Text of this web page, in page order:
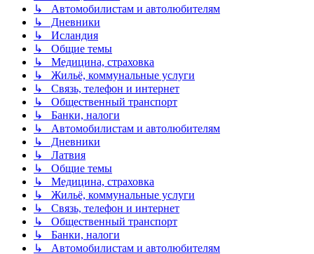
↳ Автомобилистам и автолюбителям
↳ Дневники
↳ Исландия
↳ Общие темы
↳ Медицина, страховка
↳ Жильё, коммунальные услуги
↳ Связь, телефон и интернет
↳ Общественный транспорт
↳ Банки, налоги
↳ Автомобилистам и автолюбителям
↳ Дневники
↳ Латвия
↳ Общие темы
↳ Медицина, страховка
↳ Жильё, коммунальные услуги
↳ Связь, телефон и интернет
↳ Общественный транспорт
↳ Банки, налоги
↳ Автомобилистам и автолюбителям